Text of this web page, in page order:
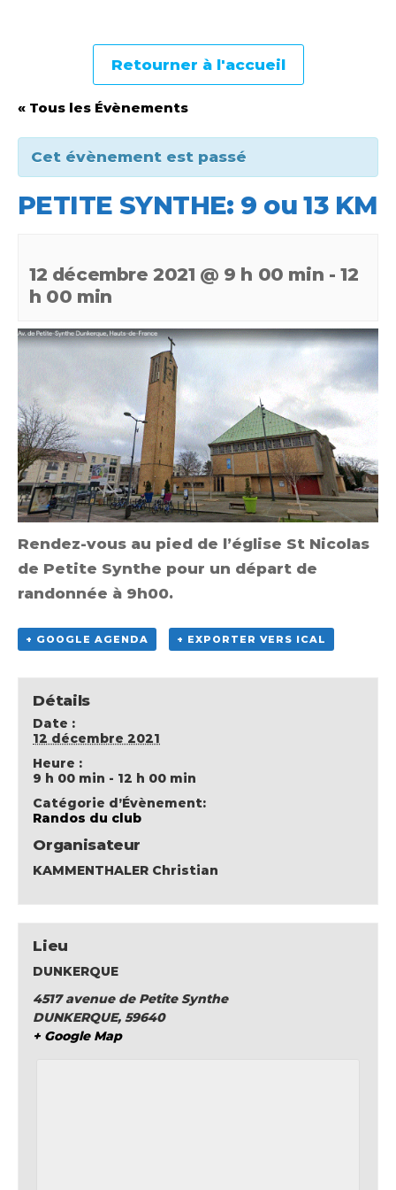
Retourner à l'accueil
« Tous les Évènements
Cet évènement est passé
PETITE SYNTHE: 9 ou 13 KM
12 décembre 2021 @ 9 h 00 min - 12
h 00 min
Rendez-vous au pied de l’église St Nicolas
de Petite Synthe pour un départ de
randonnée à 9h00.
+ GOOGLE AGENDA + EXPORTER VERS ICAL
Détails
Date :
12 décembre 2021
Heure :
9 h 00 min - 12 h 00 min
Catégorie d’Évènement:
Randos du club
Organisateur
KAMMENTHALER Christian
Lieu
DUNKERQUE
4517 avenue de Petite Synthe
DUNKERQUE, 59640
+ Google Map